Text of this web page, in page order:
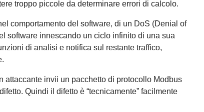
troppo piccole da determinare errori di calcolo.
comportamento del software, di un DoS (Denial of
software innescando un ciclo infinito di una sua
di analisi e notifica sul restante traffico,
attaccante invii un pacchetto di protocollo Modbus
Quindi il difetto è “tecnicamente” facilmente